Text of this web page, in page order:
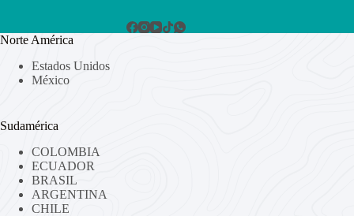
Norte América
Estados Unidos
México
Sudamérica
COLOMBIA
ECUADOR
BRASIL
ARGENTINA
CHILE